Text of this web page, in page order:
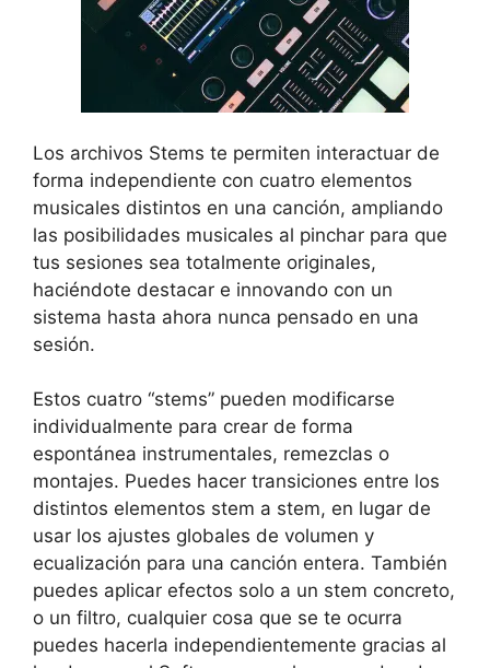
Los archivos Stems te permiten interactuar de
forma independiente con cuatro elementos
musicales distintos en una canción, ampliando
las posibilidades musicales al pinchar para que
tus sesiones sea totalmente originales,
haciéndote destacar e innovando con un
sistema hasta ahora nunca pensado en una
sesión.
Estos cuatro “stems” pueden modificarse
individualmente para crear de forma
espontánea instrumentales, remezclas o
montajes. Puedes hacer transiciones entre los
distintos elementos stem a stem, en lugar de
usar los ajustes globales de volumen y
ecualización para una canción entera. También
puedes aplicar efectos solo a un stem concreto,
o un filtro, cualquier cosa que se te ocurra
puedes hacerla independientemente gracias al